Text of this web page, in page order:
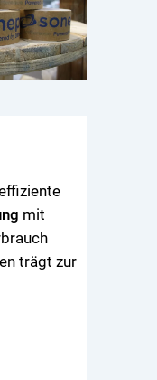
mit
trägt zur